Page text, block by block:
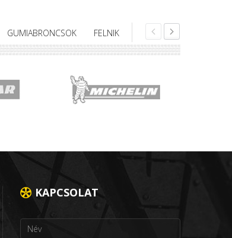
GUMIABRONCSOK FELNIK
KAPCSOLAT